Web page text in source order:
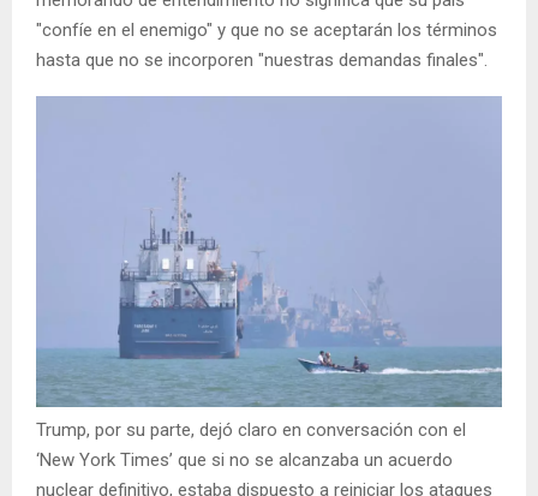
"confíe en el enemigo" y que no se aceptarán los términos
hasta que no se incorporen "nuestras demandas finales".
Trump, por su parte, dejó claro en conversación con el
‘New York Times’ que si no se alcanzaba un acuerdo
nuclear definitivo, estaba dispuesto a reiniciar los ataques